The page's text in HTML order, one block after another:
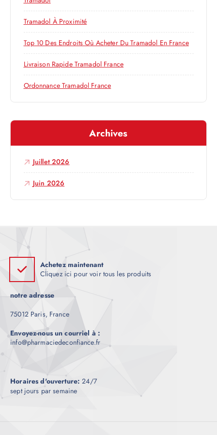
t
i
c
e
e
r
:
Tramadol À Proximité
Top 10 Des Endroits Où Acheter Du Tramadol En France
Livraison Rapide Tramadol France
Ordonnance Tramadol France
Archives
Juillet 2026
Juin 2026
Achetez maintenant
Cliquez ici pour voir tous les produits
notre adresse
75012 Paris, France
Envoyez-nous un courriel à :
info@pharmaciedeconfiance.fr
Horaires d'ouverture: 24/7
sept jours par semaine